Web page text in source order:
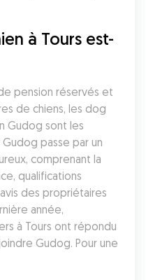
à Tours est-
pension réservés et
de chiens, les dog
Gudog sont les
passe par un
comprenant la
qualifications
des propriétaires
année,
à Tours ont répondu
Gudog. Pour une